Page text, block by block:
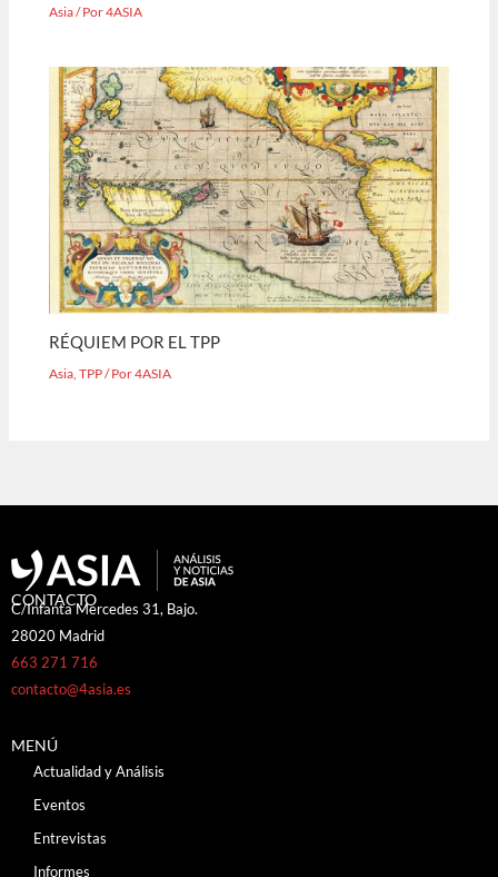
Asia/ Por4ASIA
RÉQUIEM POR EL TPP
Asia ,TPP/ Por4ASIA
CONTACTO
C/Infanta Mercedes 31, Bajo.
28020 Madrid
663 271 716
contacto@4asia.es
MENÚ
Actualidad y Análisis
Eventos
Entrevistas
Informes